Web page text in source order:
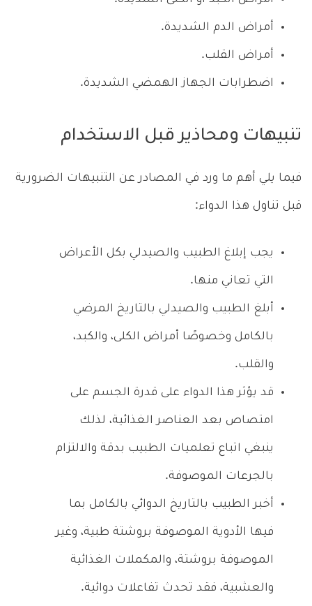
أمراض الدم الشديدة.
أمراض القلب.
اضطرابات الجهاز الهمضي الشديدة.
تنبيهات ومحاذير قبل الاستخدام
فيما يلي أهم ما ورد في المصادر عن التنبيهات الضرورية
قبل تناول هذا الدواء:
يجب إبلاغ الطبيب والصيدلي بكل الأعراض
التي تعاني منها.
أبلغ الطبيب والصيدلي بالتاريخ المرضي
بالكامل وخصوصًا أمراض الكلى، والكبد،
والقلب.
قد يؤثر هذا الدواء على قدرة الجسم على
امتصاص بعد العناصر الغذائية، لذلك
ينبغي اتباع تعلميات الطبيب بدقة والالتزام
بالجرعات الموصوفة.
أخبر الطبيب بالتاريخ الدوائي بالكامل بما
فيها الأدوية الموصوفة بروشتة طبية، وغير
الموصوفة بروشتة، والمكملات الغذائية
والعشبية، فقد تحدث تفاعلات دوائية.